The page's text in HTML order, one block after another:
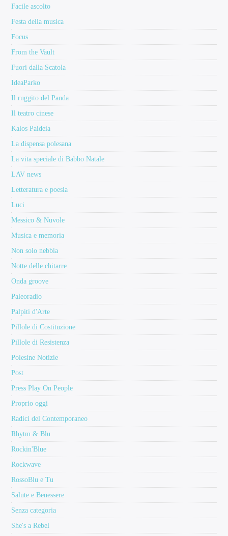
Facile ascolto
Festa della musica
Focus
From the Vault
Fuori dalla Scatola
IdeaParko
Il ruggito del Panda
Il teatro cinese
Kalos Paideia
La dispensa polesana
La vita speciale di Babbo Natale
LAV news
Letteratura e poesia
Luci
Messico & Nuvole
Musica e memoria
Non solo nebbia
Notte delle chitarre
Onda groove
Paleoradio
Palpiti d'Arte
Pillole di Costituzione
Pillole di Resistenza
Polesine Notizie
Post
Press Play On People
Proprio oggi
Radici del Contemporaneo
Rhytm & Blu
Rockin'Blue
Rockwave
RossoBlu e Tu
Salute e Benessere
Senza categoria
She's a Rebel